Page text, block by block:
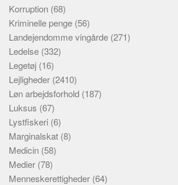
Korruption (68)
Kriminelle penge (56)
Landejendomme vingårde (271)
Ledelse (332)
Legetøj (16)
Lejligheder (2410)
Løn arbejdsforhold (187)
Luksus (67)
Lystfiskeri (6)
Marginalskat (8)
Medicin (58)
Medier (78)
Menneskerettigheder (64)